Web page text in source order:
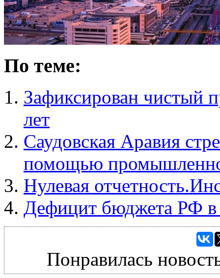
По теме:
Зафиксирован чистый
лет
Саудовская Аравия
помощью
Нулевая
Дефицит бюджета РФ в
Понравилась